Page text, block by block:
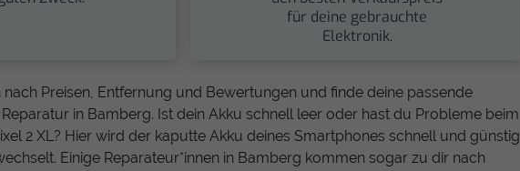
für deine gebrauchte
Elektronik.
Preisen, Entfernung und Bewertungen und finde deine passende
Reparatur in Bamberg. Ist dein Akku schnell leer oder hast du Probleme beim
2 XL? Hier wird der kaputte Akku deines Smartphones schnell und günstig
Einige Reparateur*innen in Bamberg kommen sogar zu dir nach